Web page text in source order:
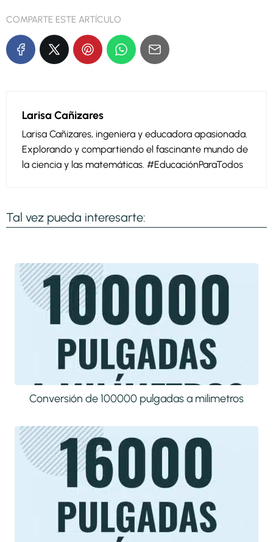
COMPARTE ESTE ARTÍCULO
Larisa Cañizares
Larisa Cañizares, ingeniera y educadora apasionada.
Explorando y compartiendo el fascinante mundo de
la ciencia y las matemáticas. #EducaciónParaTodos
Tal vez pueda interesarte:
Conversión de 100000 pulgadas a milimetros